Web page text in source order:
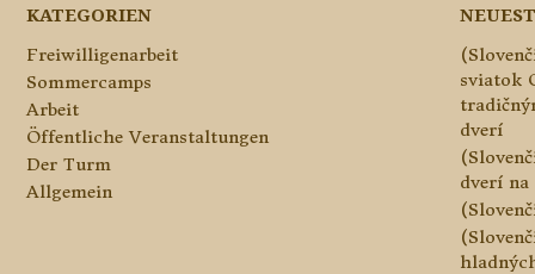
KATEGORIEN
Freiwilligenarbeit
Sommercamps
Arbeit
Öffentliche Veranstaltungen
Der Turm
Allgemein
sviatok
dverí
dverí na